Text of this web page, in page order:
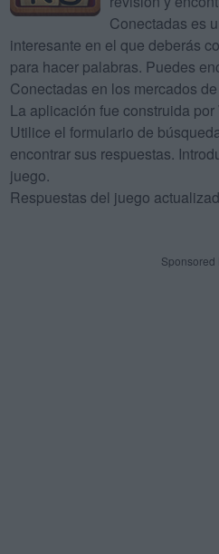
Conectadas es
interesante en el que deberás
para hacer palabras. Puedes
Conectadas en los mercados
La aplicación fue construida
Utilice el formulario de
encontrar sus respuestas.
juego.
Respuestas del juego
Sponsored